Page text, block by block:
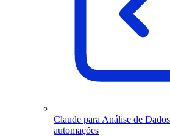
Claude para Análise de
automações